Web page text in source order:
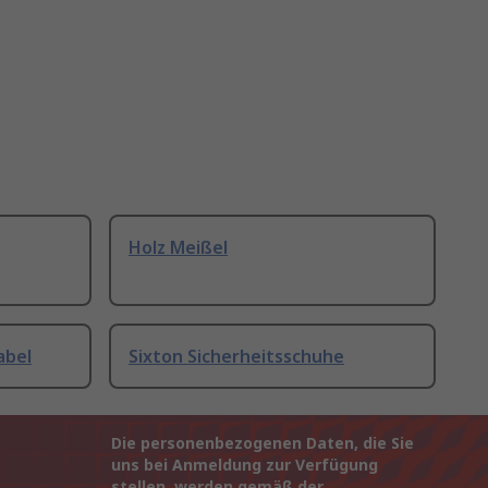
Holz Meißel
Sixton Sicherheitsschuhe
Die personenbezogenen Daten, die Sie
uns bei Anmeldung zur Verfügung